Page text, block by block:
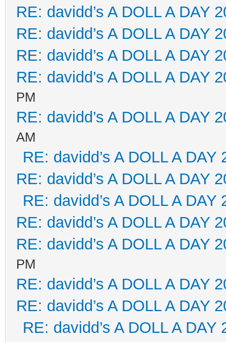
RE: davidd’s A DOLL A DAY
RE: davidd’s A DOLL A DAY
RE: davidd’s A DOLL A DAY
RE: davidd’s A DOLL A DAY
PM
RE: davidd’s A DOLL A DAY
AM
RE: davidd’s A DOLL A DAY
RE: davidd’s A DOLL A DAY
RE: davidd’s A DOLL A DAY
RE: davidd’s A DOLL A DAY
RE: davidd’s A DOLL A DAY
PM
RE: davidd’s A DOLL A DAY
RE: davidd’s A DOLL A DAY
RE: davidd’s A DOLL A DAY